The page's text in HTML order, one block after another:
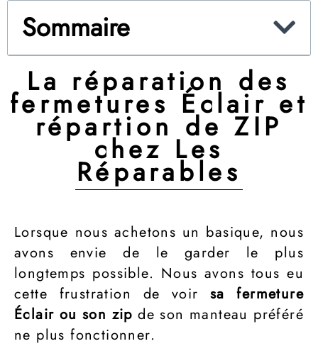
Sommaire
La réparation des
fermetures Éclair et
répartion de ZIP
chez Les
Réparables
Lorsque nous achetons un basique, nous
avons envie de le garder le plus
longtemps possible. Nous avons tous eu
cette frustration de voirsa fermeture
Éclair ou son zip de son manteau préféré
ne plus fonctionner.